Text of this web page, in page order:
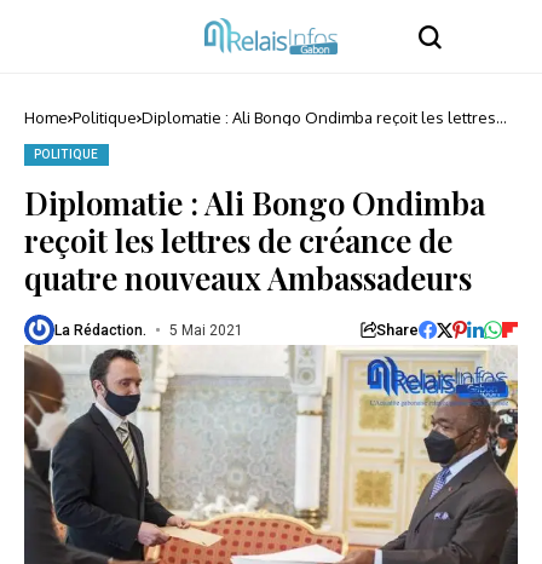
Home Politique Diplomatie : Ali Bongo Ondimba reçoit les lettres
POLITIQUE
Diplomatie : Ali Bongo Ondimba
reçoit les lettres de créance de
quatre nouveaux Ambassadeurs
La Rédaction. 5 Mai 2021 Share